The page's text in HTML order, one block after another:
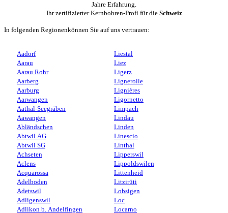
Jahre Erfahrung.
Ihr zertifizierter Kernbohren-Profi für die Schweiz
In folgenden Regionenkönnen Sie auf uns vertrauen:
Aadorf
Aarau
Aarau Rohr
Aarberg
Aarburg
Aarwangen
Aathal-Seegräben
Aawangen
Abländschen
Abtwil AG
Abtwil SG
Achseten
Aclens
Acquarossa
Adelboden
Adetswil
Adligenswil
Adlikon b. Andelfingen
Liestal
Liez
Ligerz
Lignerolle
Lignières
Ligornetto
Limpach
Lindau
Linden
Linescio
Linthal
Lipperswil
Lippoldswilen
Littenheid
Litzirüti
Lobsigen
Loc
Locarno